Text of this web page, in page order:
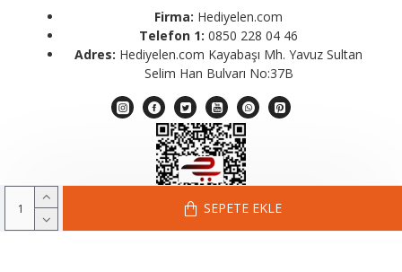
SEPETE EKLE
Firma: Hediyelen.com
Telefon 1: 0850 228 04 46
Adres: Hediyelen.com Kayabaşı Mh. Yavuz Sultan
Selim Han Bulvarı No:37B